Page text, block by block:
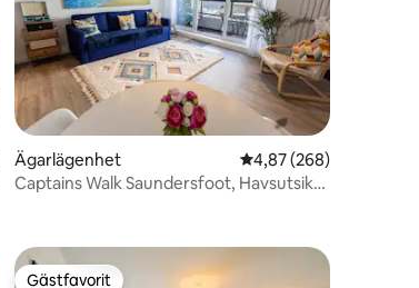
betyg, 308 omdömen
Ägarlägenhet 4,87 av 5 i
4,87 (268)
Captains Walk Saundersfoot, Havsutsikt,
Gästfavorit